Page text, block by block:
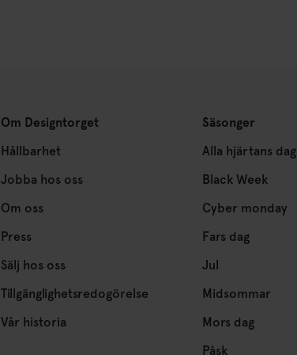
Om Designtorget
Hållbarhet
Jobba hos oss
Om oss
Press
Sälj hos oss
Tillgänglighetsredogörelse
Vår historia
Säsonger
Alla hjärtans dag
Black Week
Cyber monday
Fars dag
Jul
Midsommar
Mors dag
Påsk